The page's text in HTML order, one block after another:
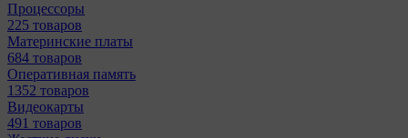
Процессоры
225 товаров
Материнcкие платы
684 товаров
Оперативная память
1352 товаров
Видеокарты
491 товаров